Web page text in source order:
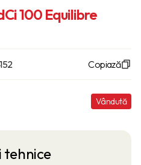
100 Equilibre
Copiază
Vândută
tehnice